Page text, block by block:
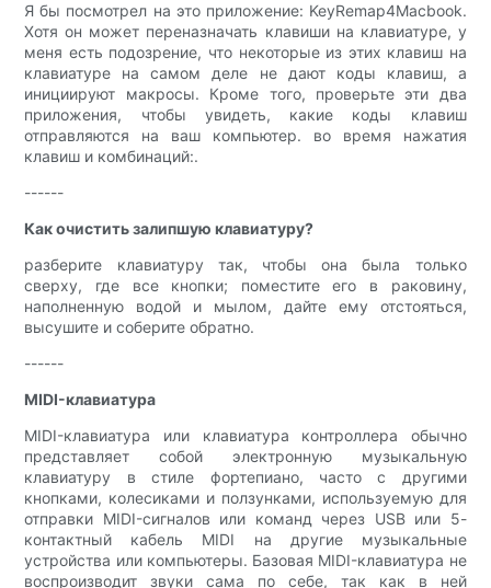
Я бы посмотрел на это приложение: KeyRemap4Macbook.
Хотя он может переназначать клавиши на клавиатуре, у
меня есть подозрение, что некоторые из этих клавиш на
клавиатуре на самом деле не дают коды клавиш, а
инициируют макросы. Кроме того, проверьте эти два
приложения, чтобы увидеть, какие коды клавиш
отправляются на ваш компьютер. во время нажатия
клавиш и комбинаций:.
------
Как очистить залипшую клавиатуру?
разберите клавиатуру так, чтобы она была только
сверху, где все кнопки; поместите его в раковину,
наполненную водой и мылом, дайте ему отстояться,
высушите и соберите обратно.
------
MIDI-клавиатура
MIDI-клавиатура или клавиатура контроллера обычно
представляет собой электронную музыкальную
клавиатуру в стиле фортепиано, часто с другими
кнопками, колесиками и ползунками, используемую для
отправки MIDI-сигналов или команд через USB или 5-
контактный кабель MIDI на другие музыкальные
устройства или компьютеры. Базовая MIDI-клавиатура не
воспроизводит звуки сама по себе, так как в ней